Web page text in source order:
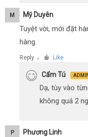
M Mỹ Duyên
Tuyệt vời, mới đặt
hàng.
Reply ● Like
Cẩm Tú
Dạ, tùy vào
không quá 2
P Phương Linh